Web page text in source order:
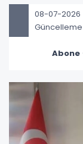
08-07-2026
Abone